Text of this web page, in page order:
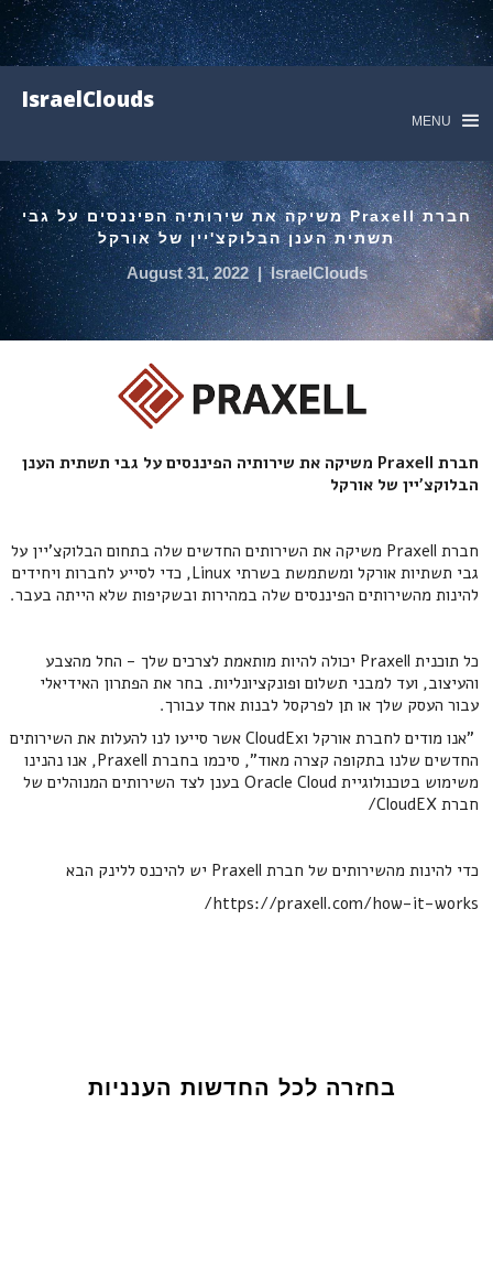
IsraelClouds
MENU
חברת Praxell משיקה את שירותיה הפיננסים על גבי
תשתית הענן הבלוקצ'יין של אורקל
IsraelClouds
|
August 31, 2022
חברת Praxell משיקה את שירותיה הפיננסים על גבי תשתית הענן
הבלוקצ'יין של אורקל
חברת Praxell משיקה את השירותים החדשים שלה בתחום הבלוקצ'יין על
גבי תשתיות אורקל ומשתמשת בשרתי Linux, כדי לסייע לחברות ויחידים
להינות מהשירותים הפיננסים שלה במהירות ובשקיפות שלא הייתה בעבר.
כל תוכנית Praxell יכולה להיות מותאמת לצרכים שלך - החל מהצבע
והעיצוב, ועד למבני תשלום ופונקציונליות. בחר את הפתרון האידיאלי
עבור העסק שלך או תן לפרקסל לבנות אחד עבורך.
"אנו מודים לחברת אורקל וCloudEx אשר סייעו לנו להעלות את השירותים
החדשים שלנו בתקופה קצרה מאוד", סיכמו בחברת Praxell, אנו נהנינו
משימוש בטכנולוגיית Oracle Cloud בענן לצד השירותים המנוהלים של
חברת CloudEX/
כדי להינות מהשירותים של חברת Praxell יש להיכנס ללינק הבא
https://praxell.com/how-it-works/
בחזרה לכל החדשות הענניות